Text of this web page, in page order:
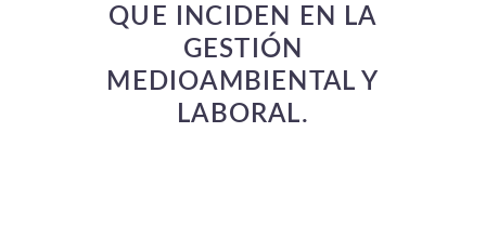
QUE INCIDEN EN LA
GESTIÓN
MEDIOAMBIENTAL Y
LABORAL.